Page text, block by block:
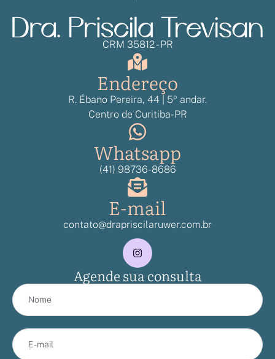
CRM 35812 - PR
Endereço
R. Ébano Pereira, 44 | 5º andar.
Centro de Curitiba-PR
Whatsapp
(41) 98736-8686
E-mail
contato@drapriscilaruwer.com.br
Agende sua consulta